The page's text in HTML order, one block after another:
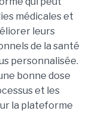
médicales et
leurs
de la santé
personnalisée.
bonne dose
et les
la plateforme